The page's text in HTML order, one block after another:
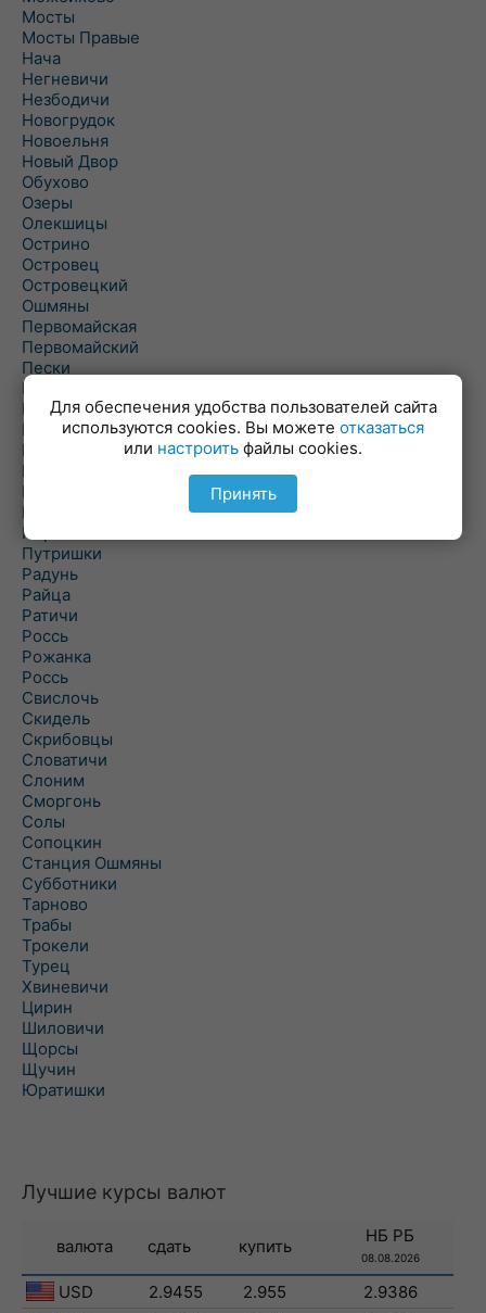
Мосты
Мосты Правые
Нача
Негневичи
Незбодичи
Новогрудок
Новоельня
Новый Двор
Обухово
Озеры
Олекшицы
Острино
Островец
Островецкий
Ошмяны
Первомайская
Первомайский
Пески
Петревичи
Погородно
Пограничный
Подлабенье
Подольцы
Подороск
Поречье
Порозово
Путришки
Радунь
Райца
Ратичи
Роcсь
Рожанка
Россь
Свислочь
Скидель
Скрибовцы
Словатичи
Слоним
Сморгонь
Солы
Сопоцкин
Станция Ошмяны
Субботники
Тарново
Трабы
Трокели
Турец
Хвиневичи
Цирин
Шиловичи
Щорсы
Щучин
Юратишки
Лучшие курсы валют
валюта сдать купить
НБ РБ
08.08.2026
USD 2.9455 2.955
2.9386
Для обеспечения удобства пользователей сайта
используются cookies. Вы можете отказаться
или настроить файлы cookies.
Принять